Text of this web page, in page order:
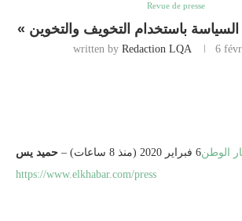
Revue de presse
written by Redaction LQA 6
الوطن6 فبراير 2020 (منذ 8 ساعات) –
حميد يس
https://www.elkhabar.com/press